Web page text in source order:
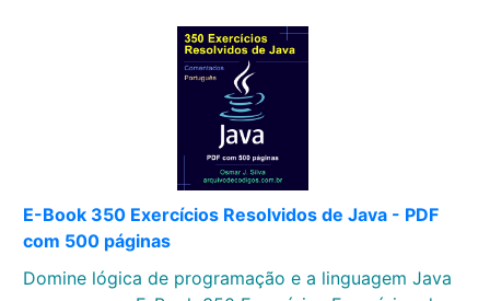
E-Book 350 Exercícios Resolvidos de Java - PDF
com 500 páginas
Domine lógica de programação e a linguagem Java